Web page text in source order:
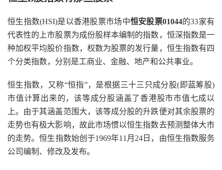
恒生指数(HSI)是以香港股票市场中恒安股票01044的33家有
代表性的上市股票为成份股样本编制的指数，恒深指数是一
种加权平均股价指数，权数为股票的发行量，恒生指数有四
个分类指数，分别是工商业、金融、地产和公共事业。
恒生指数，又称“恒指”，是根据三十三只成分股(即蓝筹股)
市值计算出来的，该等成分股涵盖了香港股市市值七成以
上。由于其涵盖范围大，该等成分股的升跌便对其余股票的
走势也有极大影响，故此市场惯以恒生指数去预测整体大市
的走势。恒生指数始创于1969年11月24日，由恒生指数服务
公司编制、修改及发布。